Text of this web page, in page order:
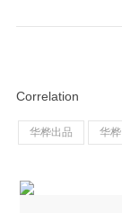
Correlation
华桦出品 华